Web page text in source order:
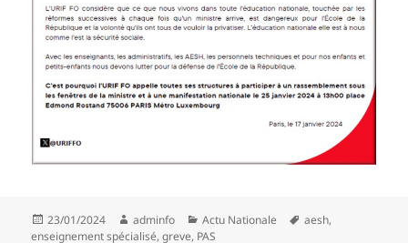
Publié
le
23/01/2024 Auteur
adminfo Catégories
Actu Nationale
Mots-
aesh,
enseignement spécialisé,greve, PAS